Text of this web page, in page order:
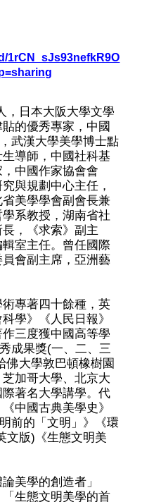
1rCN_sJs93nefkR9O
，日本大阪大學文學
的優秀專家，中國
武漢大學美學博士點
導師，中國社科基
中國作家協會會
與規劃中心主任，
美學學會副會長兼
系教授，湖南省社
，《求索》副主
室主任。曾任國際
會副主席，亞洲藝
專著四十餘種，英
學》《人民日報》
三度獲中國高等學
成果獎(一、二、三
佛大學敦巴頓橡樹園
加哥大學、北京大
著名大學講學。代
中國古典美學史》
前的「文明」》《環
文版)《生態文明美
美學的創造者」
「生態文明美學的首